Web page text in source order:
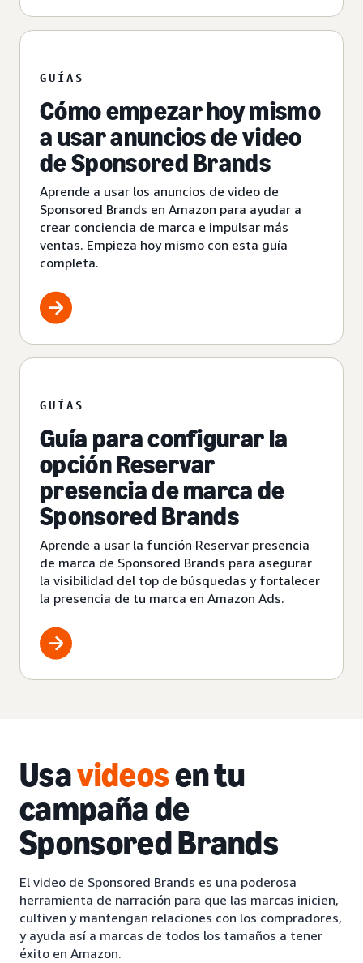
GUÍAS
Cómo empezar hoy mismo
a usar anuncios de video
de Sponsored Brands
Aprende a usar los anuncios de video de
Sponsored Brands en Amazon para ayudar a
crear conciencia de marca e impulsar más
ventas. Empieza hoy mismo con esta guía
completa.
GUÍAS
Guía para configurar la
opción Reservar
presencia de marca de
Sponsored Brands
Aprende a usar la función Reservar presencia
de marca de Sponsored Brands para asegurar
la visibilidad del top de búsquedas y fortalecer
la presencia de tu marca en Amazon Ads.
Usavideosen tu
campaña de
Sponsored Brands
El video de Sponsored Brands es una poderosa
herramienta de narración para que las marcas inicien,
cultiven y mantengan relaciones con los compradores,
y ayuda así a marcas de todos los tamaños a tener
éxito en Amazon.